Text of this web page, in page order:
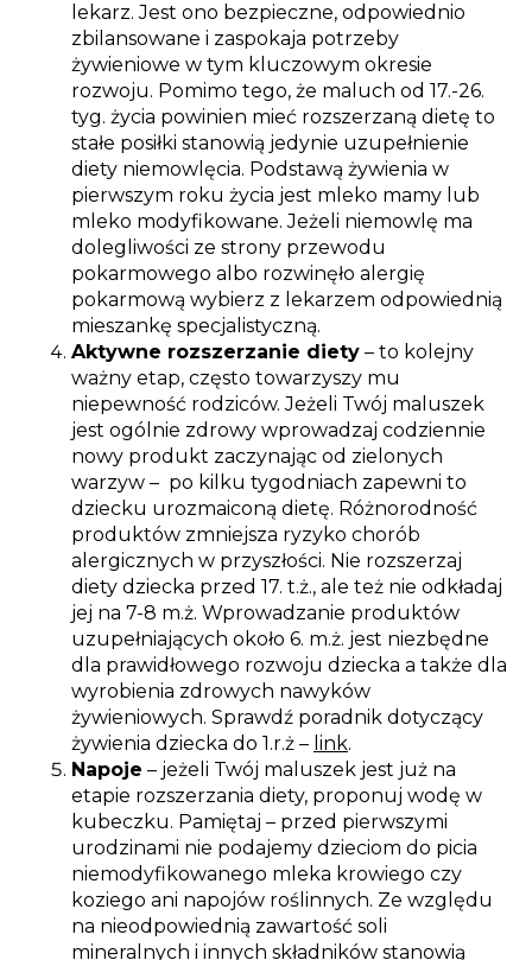
lekarz. Jest ono bezpieczne, odpowiednio
zbilansowane i zaspokaja potrzeby
żywieniowe w tym kluczowym okresie
rozwoju. Pomimo tego, że maluch od 17.-26.
tyg. życia powinien mieć rozszerzaną dietę to
stałe posiłki stanowią jedynie uzupełnienie
diety niemowlęcia. Podstawą żywienia w
pierwszym roku życia jest mleko mamy lub
mleko modyfikowane. Jeżeli niemowlę ma
dolegliwości ze strony przewodu
pokarmowego albo rozwinęło alergię
pokarmową wybierz z lekarzem odpowiednią
mieszankę specjalistyczną.
Aktywne rozszerzanie diety – to kolejny
ważny etap, często towarzyszy mu
niepewność rodziców. Jeżeli Twój maluszek
jest ogólnie zdrowy wprowadzaj codziennie
nowy produkt zaczynając od zielonych
warzyw – po kilku tygodniach zapewni to
dziecku urozmaiconą dietę. Różnorodność
produktów zmniejsza ryzyko chorób
alergicznych w przyszłości. Nie rozszerzaj
diety dziecka przed 17. t.ż., ale też nie odkładaj
jej na 7-8 m.ż. Wprowadzanie produktów
uzupełniających około 6. m.ż. jest niezbędne
dla prawidłowego rozwoju dziecka a także dla
wyrobienia zdrowych nawyków
żywieniowych. Sprawdź poradnik dotyczący
żywienia dziecka do 1.r.ż – link.
Napoje – jeżeli Twój maluszek jest już na
etapie rozszerzania diety, proponuj wodę w
kubeczku. Pamiętaj – przed pierwszymi
urodzinami nie podajemy dzieciom do picia
niemodyfikowanego mleka krowiego czy
koziego ani napojów roślinnych. Ze względu
na nieodpowiednią zawartość soli
mineralnych i innych składników stanowią